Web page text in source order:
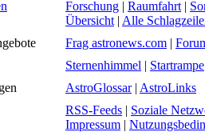
Forschung | Raumfahrt |
Übersicht | Alle
Frag astronews.com |
Sternenhimmel | Startrampe
AstroGlossar| AstroLinks
RSS-Feeds | Soziale
Impressum |